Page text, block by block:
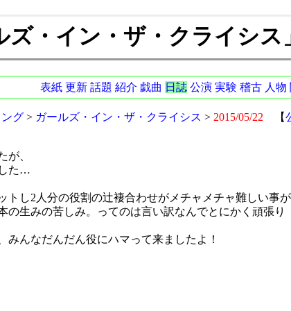
・イン・ザ・クライシス
表紙 更新 話題 紹介 戯曲 日誌 公演 実験 稽古 人物
ング> ガールズ・イン・ザ・クライシス > 2015/05/22 【
が、
た…
トし2人分の役割の辻褄合わせがメチャメチャ難しい事が
の生みの苦しみ。ってのは言い訳なんでとにかく頑張り
みんなだんだん役にハマって来ましたよ！